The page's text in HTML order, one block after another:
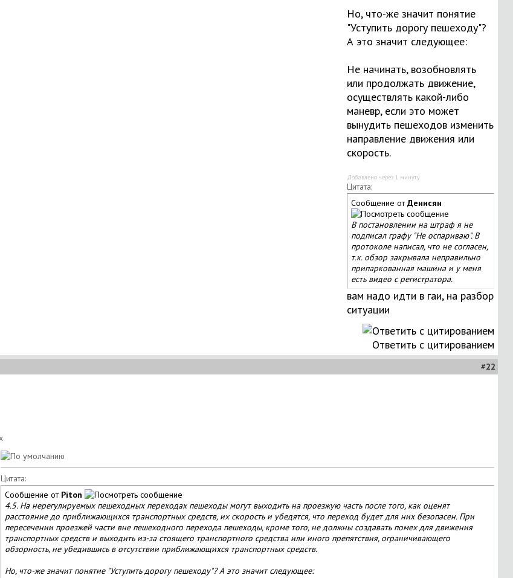
Но, что-же значит понятие
"Уступить дорогу пешеходу"?
А это значит следующее:
Не начинать, возобновлять
или продолжать движение,
осуществлять какой-либо
маневр, если это может
вынудить пешеходов изменить
направление движения или
скорость.
Добавлено через 1 минуту
Цитата:
Сообщение отДенисян
В постановлении на штраф я не
подписал графу "Не оспариваю". В
протоколе написал, что не согласен,
т.к. обзор закрывала неправильно
припаркованная машина и у меня
есть видео с регистратора.
вам надо идти в гаи, на разбор
ситуации
Ответить с цитированием
#22
Цитата:
Сообщение от Piton
4.5. На нерегулируемых пешеходных переходах пешеходы могут выходить на проезжую часть после того, как оценят
расстояние до приближающихся транспортных средств, их скорость и убедятся, что переход будет для них безопасен. При
пересечении проезжей части вне пешеходного перехода пешеходы, кроме того, не должны создавать помех для движения
транспортных средств и выходить из-за стоящего транспортного средства или иного препятствия, ограничивающего
обзорность, не убедившись в отсутствии приближающихся транспортных средств.
Но, что-же значит понятие "Уступить дорогу пешеходу"? А это значит следующее: